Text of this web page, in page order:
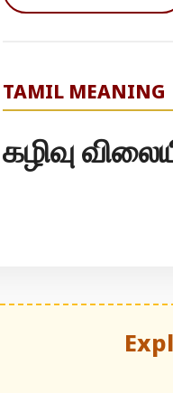
TAMIL MEANING
கழிவு